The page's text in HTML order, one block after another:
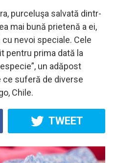
purceluşa salvată dintr-
mai bună prietenă a ei,
nevoi speciale. Cele
pentru prima dată la
un adăpost
suferă de diverse
Chile.
TWEET